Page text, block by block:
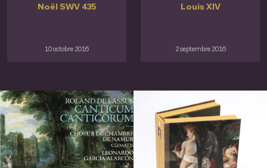
Noël SWV 435
10 octobre 2016
Louis XIV
2 septembre 2016